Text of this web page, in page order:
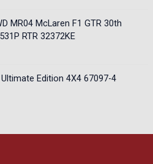
MR04 McLaren F1 GTR 30th
RTR 32372KE
Ultimate Edition 4X4 67097-4